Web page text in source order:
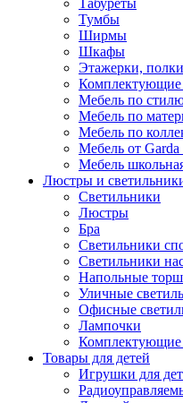
Табуреты
Тумбы
Ширмы
Шкафы
Этажерки, полки
Комплектующие
Мебель по
Мебель по
Мебель по
Мебель от Garda
Мебель
Люстры и
Светильники
Люстры
Бра
Светильники
Светильники
Напольные
Уличные
Офисные
Лампочки
Комплектующие
Товары для детей
Игрушки для